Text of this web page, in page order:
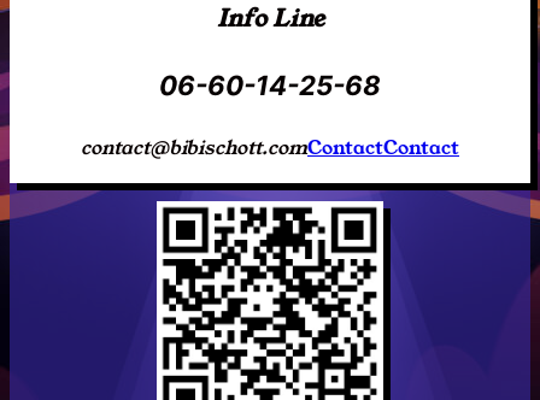
Info Line
06-60-14-25-68
contact@bibischott.comContactContact